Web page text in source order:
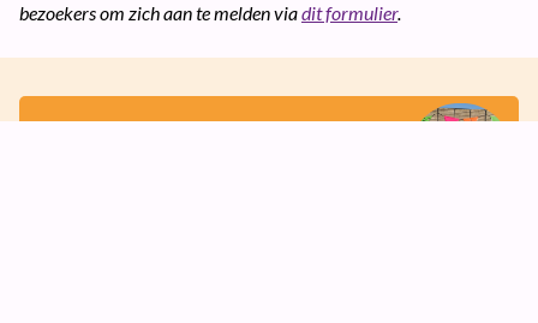
bezoekers om zich aan te melden viadit formulier.